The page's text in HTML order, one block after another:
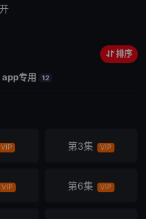
魔王军的魔王现象的最前线，
的惩罚勇者部队。
他们的领
勇者刑 的原圣骑士团长扎伊洛·
要打倒魔王”“就是这种意思。
排序
app专用 12
VIP 第3集 VIP
VIP 第6集 VIP